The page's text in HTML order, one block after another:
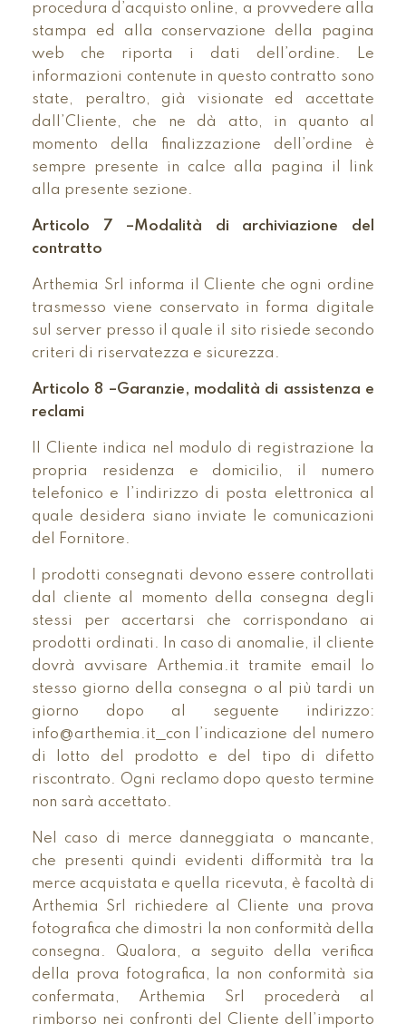
procedura d’acquisto online, a provvedere alla
stampa ed alla conservazione della pagina
web che riporta i dati dell’ordine. Le
informazioni contenute in questo contratto sono
state, peraltro, già visionate ed accettate
dall’Cliente, che ne dà atto, in quanto al
momento della finalizzazione dell’ordine è
sempre presente in calce alla pagina il link
alla presente sezione.
Articolo 7 –Modalità di archiviazione del
contratto
Arthemia Srl informa il Cliente che ogni ordine
trasmesso viene conservato in forma digitale
sul server presso il quale il sito risiede secondo
criteri di riservatezza e sicurezza.
Articolo 8 –Garanzie, modalità di assistenza e
reclami
Il Cliente indica nel modulo di registrazione la
propria residenza e domicilio, il numero
telefonico e l’indirizzo di posta elettronica al
quale desidera siano inviate le comunicazioni
del Fornitore.
I prodotti consegnati devono essere controllati
dal cliente al momento della consegna degli
stessi per accertarsi che corrispondano ai
prodotti ordinati. In caso di anomalie, il cliente
dovrà avvisare Arthemia.it tramite email lo
stesso giorno della consegna o al più tardi un
giorno dopo al seguente indirizzo:
info@arthemia.it
con l’indicazione del numero
di lotto del prodotto e del tipo di difetto
riscontrato. Ogni reclamo dopo questo termine
non sarà accettato.
Nel caso di merce danneggiata o mancante,
che presenti quindi evidenti difformità tra la
merce acquistata e quella ricevuta, è facoltà di
Arthemia Srl richiedere al Cliente una prova
fotografica che dimostri la non conformità della
consegna. Qualora, a seguito della verifica
della prova fotografica, la non conformità sia
confermata, Arthemia Srl procederà al
rimborso nei confronti del Cliente dell’importo